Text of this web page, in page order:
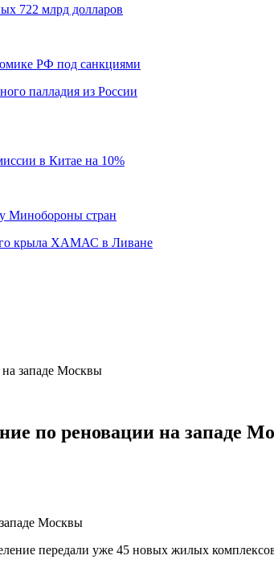
722 млрд долларов
РФ под санкциями
палладия из России
в Китае на 10%
Минобороны стран
крыла ХАМАС в Ливане
на западе Москвы
по реновации на западе
передали уже 45 новых жилых